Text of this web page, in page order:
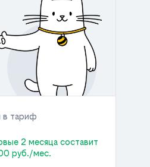
в тариф
2 месяца составит
руб./мес.